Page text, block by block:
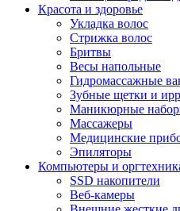
Красота и здоровье
Укладка волос
Стрижка волос
Бритвы
Весы напольные
Гидромассажные
Зубные щетки и
Маникюрные
Массажеры
Медицинские
Эпиляторы
Компьютеры и
SSD накопители
Веб-камеры